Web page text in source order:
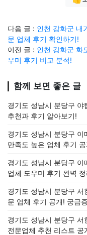
다음 글 : 인천 강화군 내
문 업체 후기 확인하기!
이전 글 : 인천 강화군 화
우미 후기 비교 분석!
함께 보면 좋은 글
경기도 성남시 분당구 야
추천과 후기 알아보기!
경기도 성남시 분당구
만족도 높은 업체 후기
경기도 성남시 분당구
업체 도우미 후기 완벽
경기도 성남시 분당구
문 업체 후기 공개! 궁금
경기도 성남시 분당구
전문업체 추천 리스트 공